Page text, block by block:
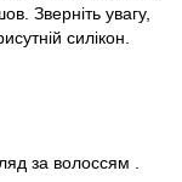
Зверніть увагу,
силікон.
за волоссям .